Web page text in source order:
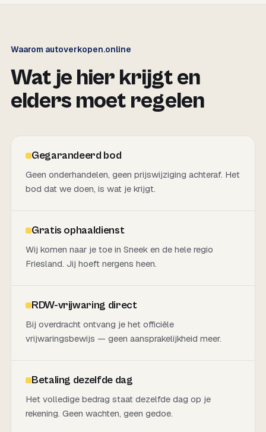
Waarom autoverkopen.online
Wat je hier krijgt en
elders moet regelen
Gegarandeerd bod
Geen onderhandelen, geen prijswijziging achteraf. Het
bod dat we doen, is wat je krijgt.
Gratis ophaaldienst
Wij komen naar je toe in Sneek en de hele regio
Friesland. Jij hoeft nergens heen.
RDW-vrijwaring direct
Bij overdracht ontvang je het officiële
vrijwaringsbewijs — geen aansprakelijkheid meer.
Betaling dezelfde dag
Het volledige bedrag staat dezelfde dag op je
rekening. Geen wachten, geen gedoe.